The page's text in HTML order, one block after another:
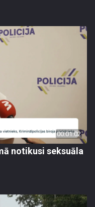
00:01:02
notikusi seksuāla